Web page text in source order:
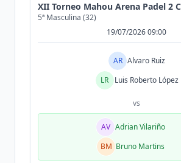
5ª Masculina (32)
19/07/2026 09:00
AR Alvaro Ruiz
LR
Luis Roberto López
vs
AV Adrian Vilariño
BM Bruno Martins